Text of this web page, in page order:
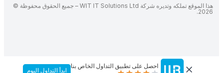
احصل على تطبيق التداول الخاص بنا
ابدأ التداول اليوم
هذا الموقع تملكه وتديره شركة WIT IT Solutions Ltd – جميع الحقوق محفوظة ©
2026.